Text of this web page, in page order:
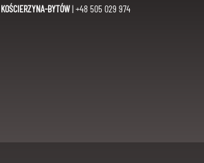
KOŚCIERZYNA-BYTÓW| +48 505 029 974